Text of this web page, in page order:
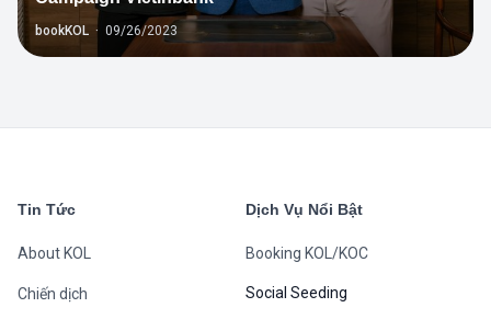
bookKOL · 09/26/2023
Tin Tức
About KOL
Chiến dịch
Dịch Vụ Nổi Bật
Booking KOL/KOC
Social Seeding